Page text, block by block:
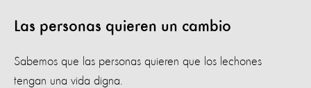
Las personas quieren un cambio
Sabemos que las personas quieren que los lechones
tengan una vida digna.